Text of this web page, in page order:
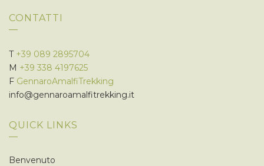
CONTATTI
T +39 089 2895704
M +39 338 4197625
F GennaroAmalfiTrekking
info@gennaroamalfitrekking.it
QUICK LINKS
Benvenuto